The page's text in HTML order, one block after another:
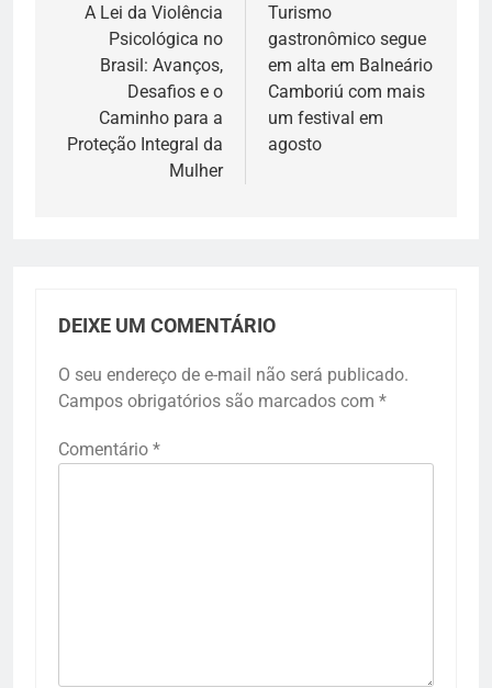
de
Post
A Lei da Violência
Psicológica no
Brasil: Avanços,
Desafios e o
Caminho para a
Proteção Integral da
Mulher
Turismo
gastronômico segue
em alta em Balneário
Camboriú com mais
um festival em
agosto
DEIXE UM COMENTÁRIO
O seu endereço de e-mail não será publicado.
Campos obrigatórios são marcados com *
Comentário *